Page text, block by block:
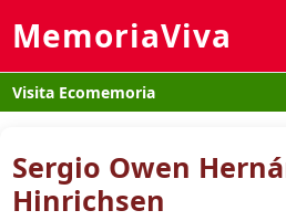
MemoriaViva
Visita Ecomemoria
Sergio Owen
Hinrichsen